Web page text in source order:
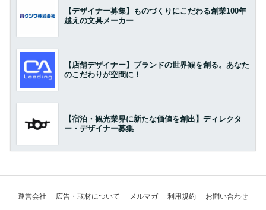
【デザイナー募集】ものづくりにこだわる創業100年
越えの文具メーカー
【店舗デザイナー】ブランドの世界観を創る。あなた
のこだわりが空間に！
【宿泊・観光業界に新たな価値を創出】ディレクタ
ー・デザイナー募集
運営会社 広告・取材について メルマガ 利用規約 お問い合わせ